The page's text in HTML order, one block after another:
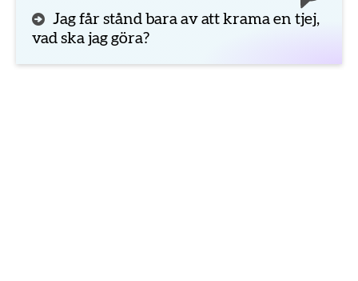
Jag får stånd bara av att krama en tjej,
vad ska jag göra?